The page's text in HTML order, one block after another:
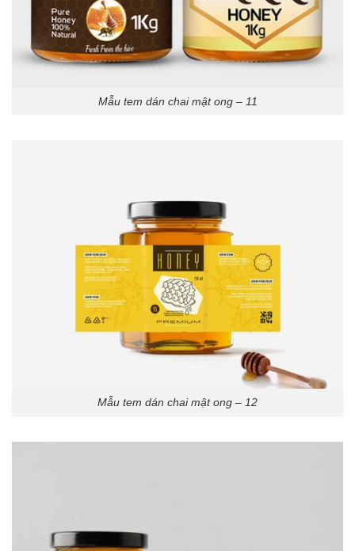
Mẫu tem dán chai mật ong – 11
Mẫu tem dán chai mật ong – 12